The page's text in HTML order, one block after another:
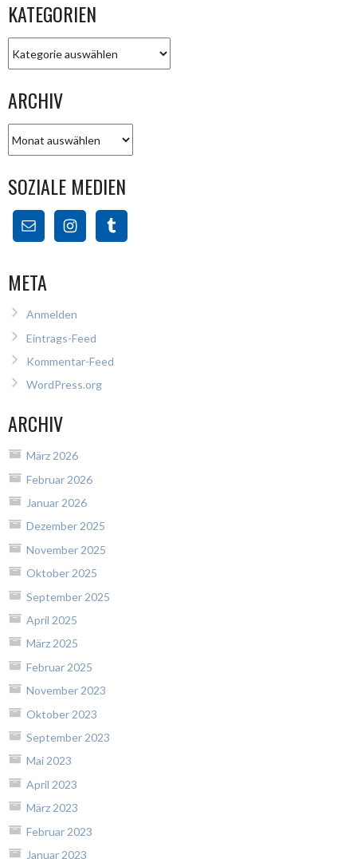
KATEGORIEN
ARCHIV
SOZIALE MEDIEN
META
Anmelden
Eintrags-Feed
Kommentar-Feed
WordPress.org
ARCHIV
März 2026
Februar 2026
Januar 2026
Dezember 2025
November 2025
Oktober 2025
September 2025
April 2025
März 2025
Februar 2025
November 2023
Oktober 2023
September 2023
Mai 2023
April 2023
März 2023
Februar 2023
Januar 2023